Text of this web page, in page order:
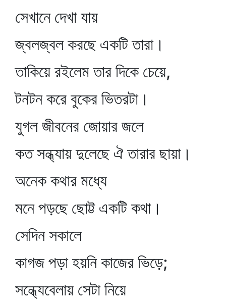
সেখানে দেখা যায়
জ্বলজ্বল করছে একটি তারা।
তাকিয়ে রইলেম তার দিকে চেয়ে,
টনটন করে বুকের ভিতরটা।
যুগল জীবনের জোয়ার জলে
কত সন্ধ্যায় দুলেছে ঐ তারার ছায়া।
অনেক কথার মধ্যে
মনে পড়ছে ছোট্ট একটি কথা।
সেদিন সকালে
কাগজ পড়া হয়নি কাজের ভিড়ে;
সন্ধ্যেবেলায় সেটা নিয়ে